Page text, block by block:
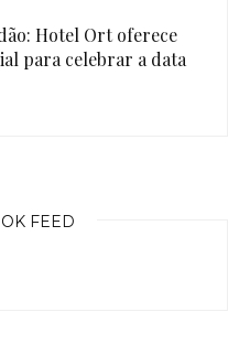
Hotel Ort oferece
para celebrar a data
FEED